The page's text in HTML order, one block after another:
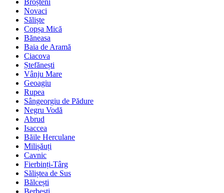
Broșteni
Novaci
Săliște
Copșa Mică
Băneasa
Baia de Aramă
Ciacova
Ștefănești
Vânju Mare
Geoagiu
Rupea
Sângeorgiu de Pădure
Negru Vodă
Abrud
Isaccea
Băile Herculane
Milișăuți
Cavnic
Fierbinți-Târg
Săliștea de Sus
Bălcești